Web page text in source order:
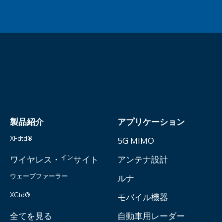
製品紹介
XFdtd®
ワイヤレス・ インサイト
ウェーブファーラー
XGtd®
全てを見る
アプリケーション
5G MIMO
アンテナ設計
ルナ
モバイル機器
自動車用レーダー